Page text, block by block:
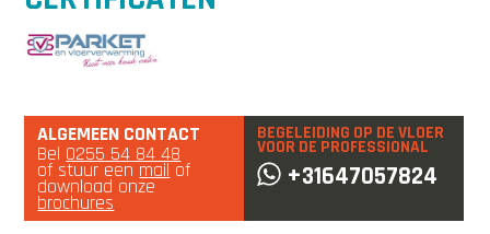
ALGEMEEN CONTACT
Bel 0255 54 84 48
of stuur eenmailof
download onze
brochures
BEGELEIDING OP DE VLOER
VOOR DE PROFESSIONAL
+31647057824